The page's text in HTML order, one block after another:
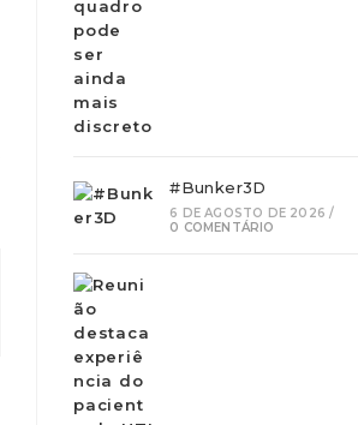
#Bunker3D
6 DE AGOSTO DE 2026 /
0 COMENTÁRIO